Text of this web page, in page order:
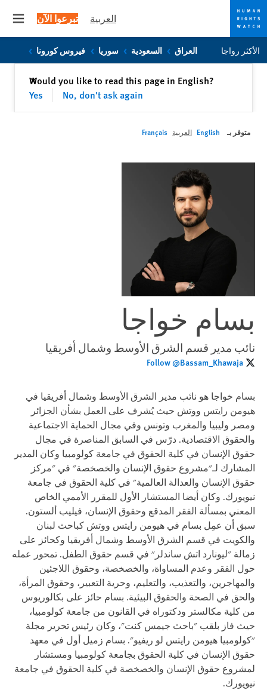
Skip
to
Skip
to
العربية تبرعوا الآن
الأكثر رواجا العراق السعودية سوريا فيروس كورونا
Would you like to read this page in English?
Yes
No, don't ask again
✕إغلاق
متوفر بـ English العربية Français
بسام خواجا
نائب مدير قسم الشرق الأوسط وشمال أفريقيا
Follow @Bassam_Khawaja
بسام خواجا هو نائب مدير الشرق الأوسط وشمال أفريقيا في
هيومن رايتس ووتش حيث يُشرف على العمل بشأن الجزائر
ومصر وليبيا والمغرب وتونس وفي مجال الحماية الاجتماعية
والحقوق الاقتصادية. درّس في السابق المناصرة في مجال
حقوق الإنسان في كلية الحقوق في جامعة كولومبيا وكان المدير
المشارك لـ"مشروع حقوق الإنسان والخصخصة" في "مركز
حقوق الإنسان والعدالة العالمية" في كلية الحقوق في جامعة
نيويورك. وكان أيضا المستشار الأول للمقرر الأممي الخاص
المعني بمسألة الفقر المدقع وحقوق الإنسان، فيليب ألستون.
سبق أن عمِل بسام في هيومن رايتس ووتش كباحث لبنان
والكويت في قسم الشرق الأوسط وشمال أفريقيا وكحائز على
زمالة "ليونارد اتش ساندلر" في قسم حقوق الطفل. تمحور عمله
حول الفقر وعدم المساواة، والخصخصة، وحقوق اللاجئين
والمهاجرين، والتعذيب، والتعليم، وحرية التعبير، وحقوق المرأة،
والحق في الصحة والحقوق البيئية. بسام حائز على بكالوريوس
من كلية مكالستر ودكتوراه في القانون من جامعة كولومبيا،
حيث فاز بلقب "باحث جيمس كنت"، وكان رئيس تحرير مجلة
"كولومبيا هيومن رايتس لو ريفيو". بسام زميل أول في معهد
حقوق الإنسان في كلية الحقوق بجامعة كولومبيا ومستشار
لمشروع حقوق الإنسان والخصخصة في كلية الحقوق في جامعة
نيويورك.